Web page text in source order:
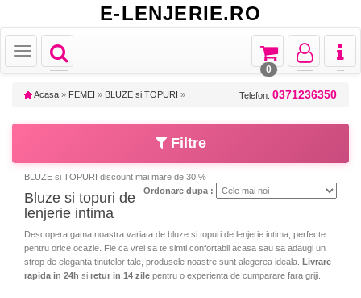
E-LENJERIE.RO
Toggle
navigation
Toggle
Toggle
navigation
Toggle
navigation
Toggle
navigation
0
Acasa » FEMEI » BLUZE si TOPURI » Telefon: 0371236350
Filtre
BLUZE si TOPURI discount mai mare de 30 %
Ordonare dupa :
Bluze si topuri de
lenjerie intima
Descopera gama noastra variata de bluze si topuri de lenjerie intima, perfecte
pentru orice ocazie. Fie ca vrei sa te simti confortabil acasa sau sa adaugi un
strop de eleganta tinutelor tale, produsele noastre sunt alegerea ideala. Livrare
rapida in 24h si retur in 14 zile pentru o experienta de cumparare fara griji.